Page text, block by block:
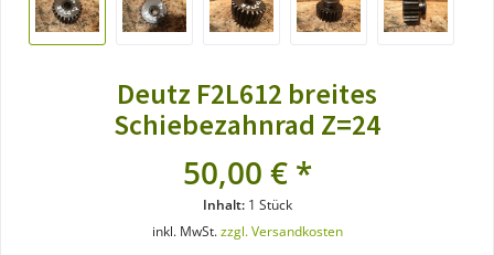
Deutz F2L612 breites
Schiebezahnrad Z=24
50,00 € *
Inhalt: 1 Stück
inkl. MwSt.zzgl. Versandkosten